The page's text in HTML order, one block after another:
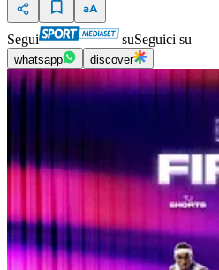
Segui suSeguici su
whatsapp discover